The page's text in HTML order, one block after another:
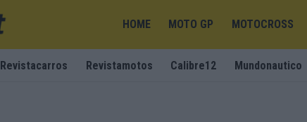
HOME MOTO GP MOTOCROSS
Revistacarros Revistamotos Calibre12 Mundonautico